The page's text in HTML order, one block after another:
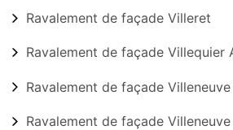
Ravalement de façade Villeret
Ravalement de façade Villequier
Ravalement de façade Villeneuve
Ravalement de façade